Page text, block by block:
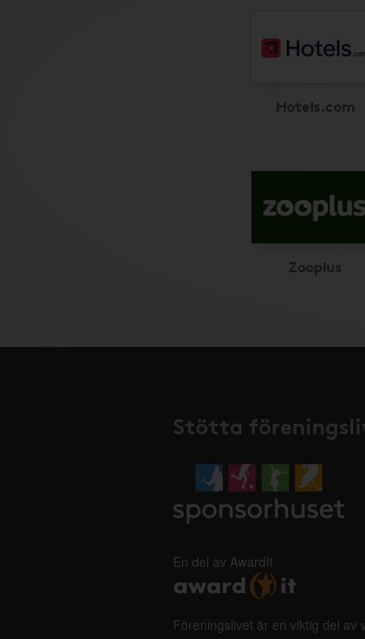
Hotels.com
Zooplus
Stötta
En del av AwardIt
Föreningslivet är en viktig del av